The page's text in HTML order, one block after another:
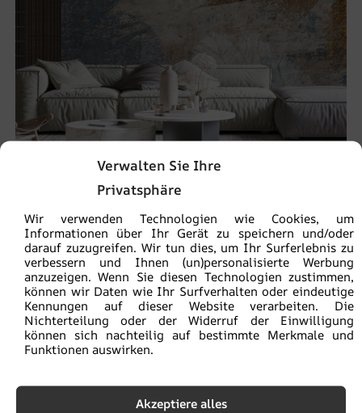
Verwalten Sie Ihre
Privatsphäre
Wir verwenden Technologien wie Cookies, um
Informationen über Ihr Gerät zu speichern und/oder
darauf zuzugreifen. Wir tun dies, um Ihr Surferlebnis zu
verbessern und Ihnen (un)personalisierte Werbung
anzuzeigen. Wenn Sie diesen Technologien zustimmen,
können wir Daten wie Ihr Surfverhalten oder eindeutige
Kennungen auf dieser Website verarbeiten. Die
Nichterteilung oder der Widerruf der Einwilligung
können sich nachteilig auf bestimmte Merkmale und
Funktionen auswirken.
Akzeptiere alles
Fototapete Laubdruck
26.53 € 19.90
BEFÖRDERUNG!